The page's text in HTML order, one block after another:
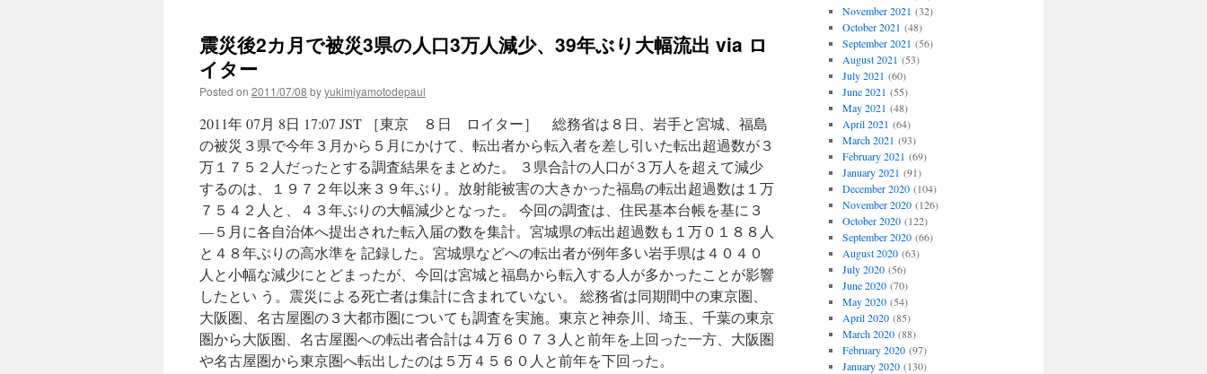
震災後2カ月で被災3県の人口3万人減少、39年ぶり大幅流出 via ロ
イター
Posted on 2011/07/08 byyukimiyamotodepaul
2011年 07月 8日 17:07 JST ［東京 ８日 ロイター］ 総務省は８日、岩手と宮城、福島
の被災３県で今年３月から５月にかけて、転出者から転入者を差し引いた転出超過数が３
万１７５２人だったとする調査結果をまとめた。 ３県合計の人口が３万人を超えて減少
するのは、１９７２年以来３９年ぶり。放射能被害の大きかった福島の転出超過数は１万
７５４２人と、４３年ぶりの大幅減少となった。 今回の調査は、住民基本台帳を基に３
―５月に各自治体へ提出された転入届の数を集計。宮城県の転出超過数も１万０１８８人
と４８年ぶりの高水準を 記録した。宮城県などへの転出者が例年多い岩手県は４０４０
人と小幅な減少にとどまったが、今回は宮城と福島から転入する人が多かったことが影響
したとい う。震災による死亡者は集計に含まれていない。 総務省は同期間中の東京圏、
大阪圏、名古屋圏の３大都市圏についても調査を実施。東京と神奈川、埼玉、千葉の東京
圏から大阪圏、名古屋圏への転出者合計は４万６０７３人と前年を上回った一方、大阪圏
や名古屋圏から東京圏へ転出したのは５万４５６０人と前年を下回った。
November 2021 (32)
October 2021 (48)
September 2021 (56)
August 2021 (53)
July 2021 (60)
June 2021 (55)
May 2021 (48)
April 2021 (64)
March 2021 (93)
February 2021 (69)
January 2021 (91)
December 2020(104)
November 2020(126)
October 2020(122)
September 2020(66)
August 2020(63)
July 2020(56)
June 2020(70)
May 2020(54)
April 2020(85)
March 2020(88)
February 2020(97)
January 2020(130)